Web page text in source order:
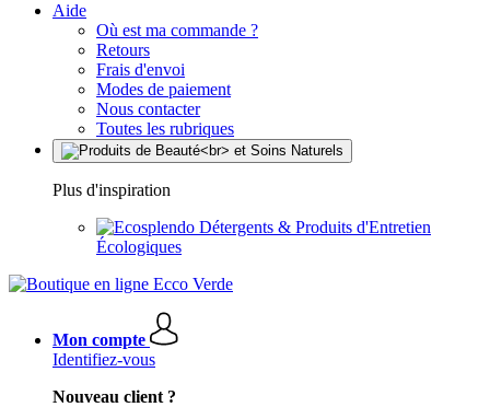
Aide
Où est ma commande ?
Retours
Frais d'envoi
Modes de paiement
Nous contacter
Toutes les rubriques
Plus d'inspiration
Détergents & Produits d'Entretien
Écologiques
Mon compte
Identifiez-vous
Nouveau client ?